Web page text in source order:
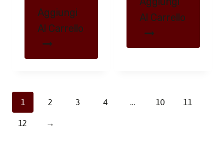
Aggiungi
Al Carrello
Al Carrello
1 2 3 4 … 10 11
12 →